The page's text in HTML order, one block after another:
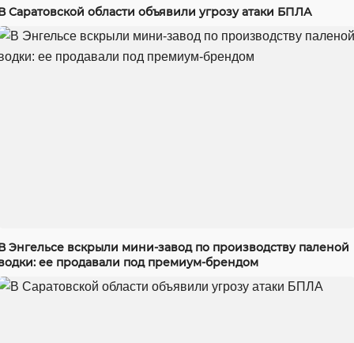
Саратовской области объявили угрозу атаки БПЛА
Энгельсе вскрыли мини-завод по производству паленой
ее продавали под премиум-брендом